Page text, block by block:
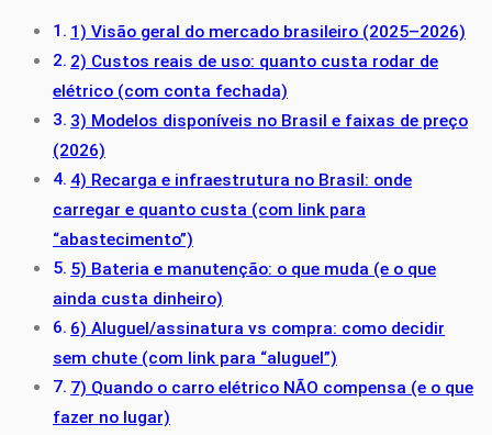
1) Visão geral do mercado brasileiro (2025–2026)
2) Custos reais de uso: quanto custa rodar de
elétrico (com conta fechada)
3) Modelos disponíveis no Brasil e faixas de preço
(2026)
4) Recarga e infraestrutura no Brasil: onde
carregar e quanto custa (com link para
“abastecimento”)
5) Bateria e manutenção: o que muda (e o que
ainda custa dinheiro)
6) Aluguel/assinatura vs compra: como decidir
sem chute (com link para “aluguel”)
7) Quando o carro elétrico NÃO compensa (e o que
fazer no lugar)